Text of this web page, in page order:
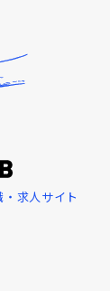
求人サイト